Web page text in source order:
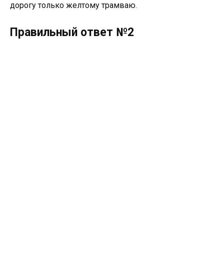
дорогу только желтому трамваю.
Правильный ответ №2